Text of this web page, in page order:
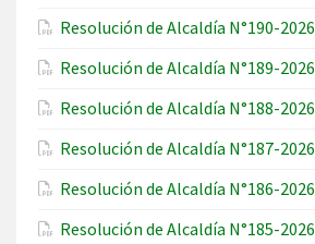
Resolución de Alcaldía N°190-2026
Resolución de Alcaldía N°189-2026
Resolución de Alcaldía N°188-2026
Resolución de Alcaldía N°187-2026
Resolución de Alcaldía N°186-2026
Resolución de Alcaldía N°185-2026